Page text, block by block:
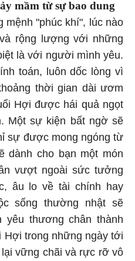
mầm từ sự bao dung
mệnh "phúc khí", lúc nào
rộng lượng với những
là với người mình yêu.
toán, luôn dốc lòng vì
thời gian dài ươm
Hợi được hái quả ngọt
Một sự kiện bất ngờ sẽ
sự được mong ngóng từ
dành cho bạn một món
vượt ngoài sức tưởng
âu lo về tài chính hay
sống thường nhật sẽ
thương chân thành
Hợi trong những ngày tới
vững chãi và rực rỡ vô